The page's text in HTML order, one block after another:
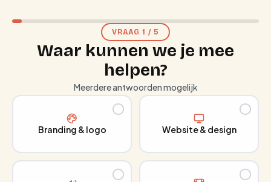
VRAAG 1 / 5
Waar kunnen we je mee
helpen?
Meerdere antwoorden mogelijk
Branding & logo Website & design